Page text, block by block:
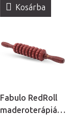
Kosárba
Fabulo RedRoll
maderoterápiás